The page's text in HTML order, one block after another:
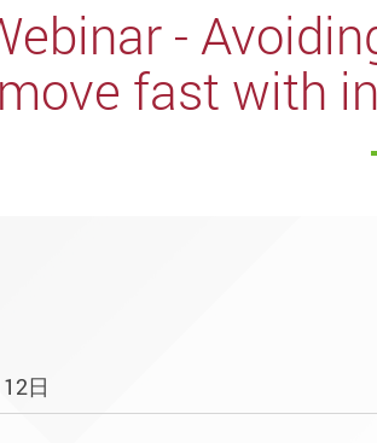
-
move fast with
日